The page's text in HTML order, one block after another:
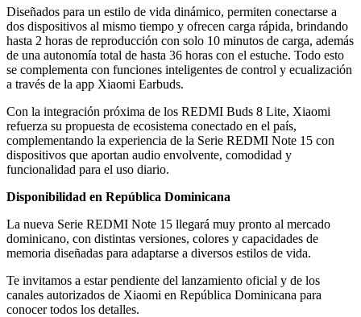
Diseñados para un estilo de vida dinámico, permiten conectarse a
dos dispositivos al mismo tiempo y ofrecen carga rápida, brindando
hasta 2 horas de reproducción con solo 10 minutos de carga, además
de una autonomía total de hasta 36 horas con el estuche. Todo esto
se complementa con funciones inteligentes de control y ecualización
a través de la app Xiaomi Earbuds.
Con la integración próxima de los REDMI Buds 8 Lite, Xiaomi
refuerza su propuesta de ecosistema conectado en el país,
complementando la experiencia de la Serie REDMI Note 15 con
dispositivos que aportan audio envolvente, comodidad y
funcionalidad para el uso diario.
Disponibilidad en República Dominicana
La nueva Serie REDMI Note 15 llegará muy pronto al mercado
dominicano, con distintas versiones, colores y capacidades de
memoria diseñadas para adaptarse a diversos estilos de vida.
Te invitamos a estar pendiente del lanzamiento oficial y de los
canales autorizados de Xiaomi en República Dominicana para
conocer todos los detalles.